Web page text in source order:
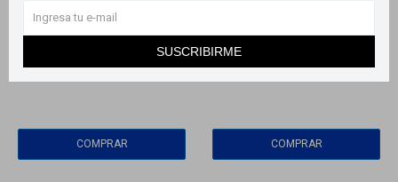
SUSCRIBIRME
Authentic Cuba eau de
toilette 100 ml for men - Dark
Edt Belle 50ml